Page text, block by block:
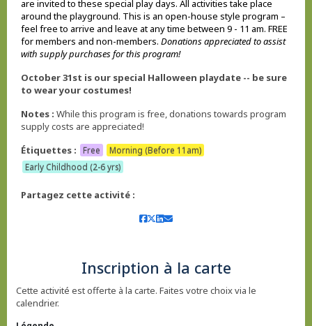
are invited to these special play days. All activities take place
around the playground. This is an open-house style program –
feel free to arrive and leave at any time between 9 - 11 am. FREE
for members and non-members. Donations appreciated to assist
with supply purchases for this program!
October 31st is our special Halloween playdate -- be sure
to wear your costumes!
Notes : While this program is free, donations towards program
supply costs are appreciated!
Étiquettes :
Free
Morning (Before 11am)
Early Childhood (2-6 yrs)
Partagez cette activité :
Inscription à la carte
Cette activité est offerte à la carte. Faites votre choix via le
calendrier.